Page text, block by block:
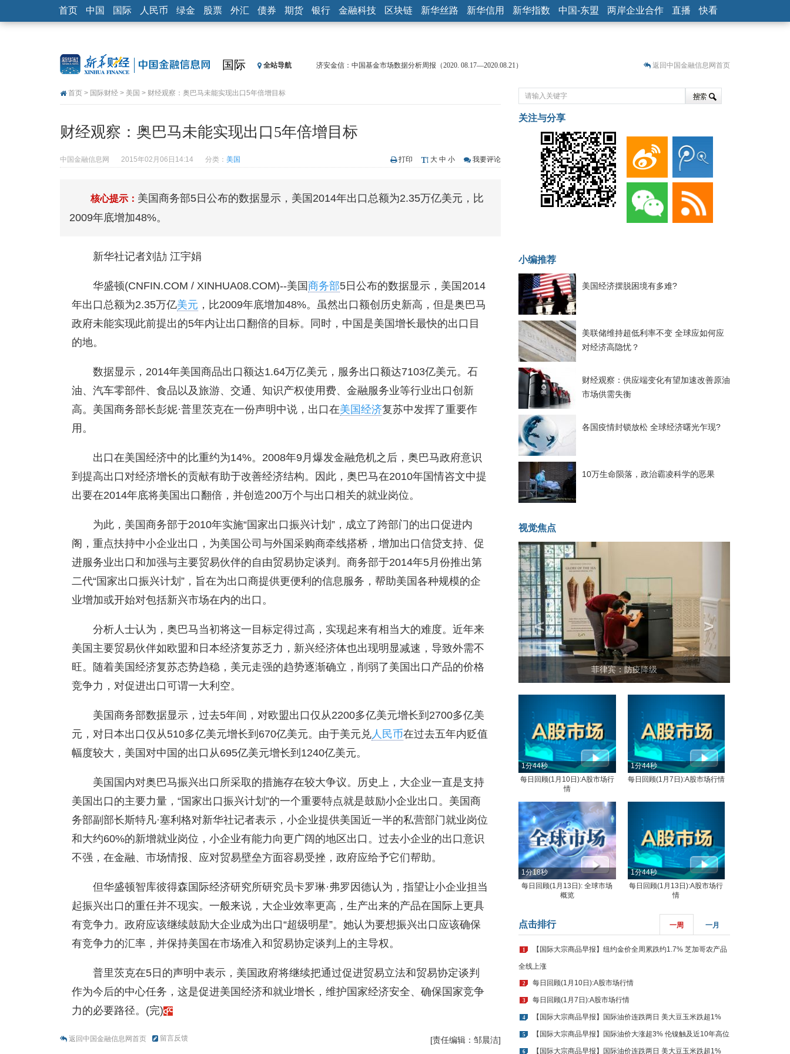
首页 中国 国际 人民币 绿金 股票 外汇 债券 期货 银行 金融科技 区块链 新华丝路 新华信用 新华指数 中国-东盟 两岸企业合作 直播 快看
国际 全站导航
济安金信：中国基金市场数据分析周报（2020. 08.17—2020.08.21）
济安金信：中国基金市场数据分析周报（2020. 07.27—2020.07.31）
【新华财经调查】同业存单、结构性存款玩起“跷跷板” 结构性失衡藏
央行公开市场净投放300亿元 短端资金利率明显下行
恒生聚源：北斗收官之星发射成功，全产业链解析
返回中国金融信息网首页
首页 > 国际财经 > 美国 > 财经观察：奥巴马未能实现出口5年倍增目标
财经观察：奥巴马未能实现出口5年倍增目标
中国金融信息网 2015年02月06日14:14 分类： 美国 打印 大 中 小 我要评论
核心提示： 美国商务部5日公布的数据显示，美国2014年出口总额为2.35万亿美元，比
2009年底增加48%。
新华社记者刘劼 江宇娟
华盛顿(CNFIN.COM / XINHUA08.COM)--美国商务部5日公布的数据显示，美国2014
年出口总额为2.35万亿美元 ，比2009年底增加48%。虽然出口额创历史新高，但是奥巴马
政府未能实现此前提出的5年内让出口翻倍的目标。同时，中国是美国增长最快的出口目
的地。
数据显示，2014年美国商品出口额达1.64万亿美元，服务出口额达7103亿美元。石
油、汽车零部件、食品以及旅游、交通、知识产权使用费、金融服务业等行业出口创新
高。美国商务部长彭妮·普里茨克在一份声明中说，出口在美国经济复苏中发挥了重要作
用。
出口在美国经济中的比重约为14%。2008年9月爆发金融危机之后，奥巴马政府意识
到提高出口对经济增长的贡献有助于改善经济结构。因此，奥巴马在2010年国情咨文中提
出要在2014年底将美国出口翻倍，并创造200万个与出口相关的就业岗位。
为此，美国商务部于2010年实施“国家出口振兴计划”，成立了跨部门的出口促进内
阁，重点扶持中小企业出口，为美国公司与外国采购商牵线搭桥，增加出口信贷支持、促
进服务业出口和加强与主要贸易伙伴的自由贸易协定谈判。商务部于2014年5月份推出第
二代“国家出口振兴计划”，旨在为出口商提供更便利的信息服务，帮助美国各种规模的企
业增加或开始对包括新兴市场在内的出口。
分析人士认为，奥巴马当初将这一目标定得过高，实现起来有相当大的难度。近年来
美国主要贸易伙伴如欧盟和日本经济复苏乏力，新兴经济体也出现明显减速，导致外需不
旺。随着美国经济复苏态势趋稳，美元走强的趋势逐渐确立，削弱了美国出口产品的价格
竞争力，对促进出口可谓一大利空。
美国商务部数据显示，过去5年间，对欧盟出口仅从2200多亿美元增长到2700多亿美
元，对日本出口仅从510多亿美元增长到670亿美元。由于美元兑人民币在过去五年内贬值
幅度较大，美国对中国的出口从695亿美元增长到1240亿美元。
美国国内对奥巴马振兴出口所采取的措施存在较大争议。历史上，大企业一直是支持
美国出口的主要力量，“国家出口振兴计划”的一个重要特点就是鼓励小企业出口。美国商
务部副部长斯特凡·塞利格对新华社记者表示，小企业提供美国近一半的私营部门就业岗位
和大约60%的新增就业岗位，小企业有能力向更广阔的地区出口。过去小企业的出口意识
不强，在金融、市场情报、应对贸易壁垒方面容易受挫，政府应给予它们帮助。
但华盛顿智库彼得森国际经济研究所研究员卡罗琳·弗罗因德认为，指望让小企业担当
起振兴出口的重任并不现实。一般来说，大企业效率更高，生产出来的产品在国际上更具
有竞争力。政府应该继续鼓励大企业成为出口“超级明星”。她认为要想振兴出口应该确保
有竞争力的汇率，并保持美国在市场准入和贸易协定谈判上的主导权。
普里茨克在5日的声明中表示，美国政府将继续把通过促进贸易立法和贸易协定谈判
作为今后的中心任务，这是促进美国经济和就业增长，维护国家经济安全、确保国家竞争
力的必要路径。(完)
返回中国金融信息网首页 留言反馈 [责任编辑：邹晨洁]
关注与分享
小编推荐
美国经济摆脱困境有多难?
美联储维持超低利率不变 全球应如何应
对经济高隐忧？
财经观察：供应端变化有望加速改善原油
市场供需失衡
各国疫情封锁放松 全球经济曙光乍现?
10万生命陨落，政治霸凌科学的恶果
视觉焦点
菲律宾：防疫降级
< >
1分44秒
每日回顾(1月10日):A股市场行
情
1分44秒
每日回顾(1月7日):A股市场行情
1分18秒
每日回顾(1月13日): 全球市场
概览
1分44秒
每日回顾(1月13日):A股市场行
情
点击排行 一周 一月
1 【国际大宗商品早报】纽约金价全周累跌约1.7% 芝加哥农产品
全线上涨
2 每日回顾(1月10日):A股市场行情
3 每日回顾(1月7日):A股市场行情
4 【国际大宗商品早报】国际油价连跌两日 美大豆玉米跌超1%
5 【国际大宗商品早报】国际油价大涨超3% 伦镍触及近10年高位
6 【国际大宗商品早报】国际油价连跌两日 美大豆玉米跌超1%